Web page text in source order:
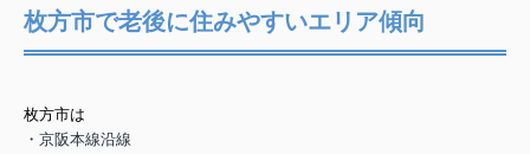
枚方市で老後に住みやすいエリア傾向
枚方市は
・京阪本線沿線